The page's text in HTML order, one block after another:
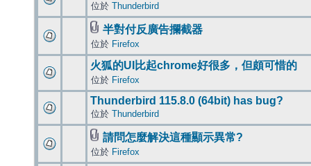
位於 Thunderbird
半對付反廣告攔截器
位於 Firefox
火狐的UI比起chrome好很多，但頗可惜的
位於 Firefox
Thunderbird 115.8.0 (64bit) has bug?
位於 Thunderbird
請問怎麼解決這種顯示異常?
位於 Firefox